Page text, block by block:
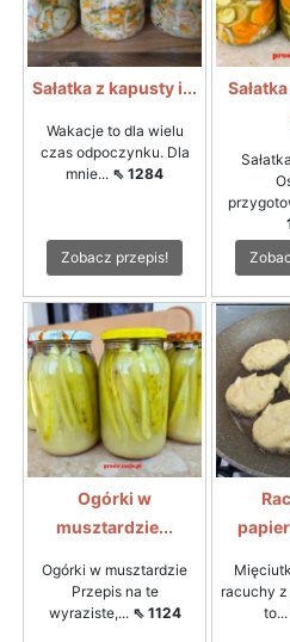
Sałatka z kapusty i...
Wakacje to dla wielu
czas odpoczynku. Dla
mnie... ⇖ 1284
Zobacz przepis!
Ogórki w
musztardzie...
Ogórki w musztardzie
Przepis na te
wyraziste,... ⇖ 1124
racuchy
to...